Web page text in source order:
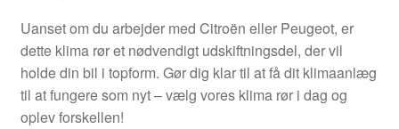
Privatlivspolitik
Vilkår og betingelser
Uanset om du arbejder med Citroën eller Peugeot, er
dette klima rør et nødvendigt udskiftningsdel, der vil
holde din bil i topform. Gør dig klar til at få dit klimaanlæg
til at fungere som nyt – vælg vores klima rør i dag og
oplev forskellen!